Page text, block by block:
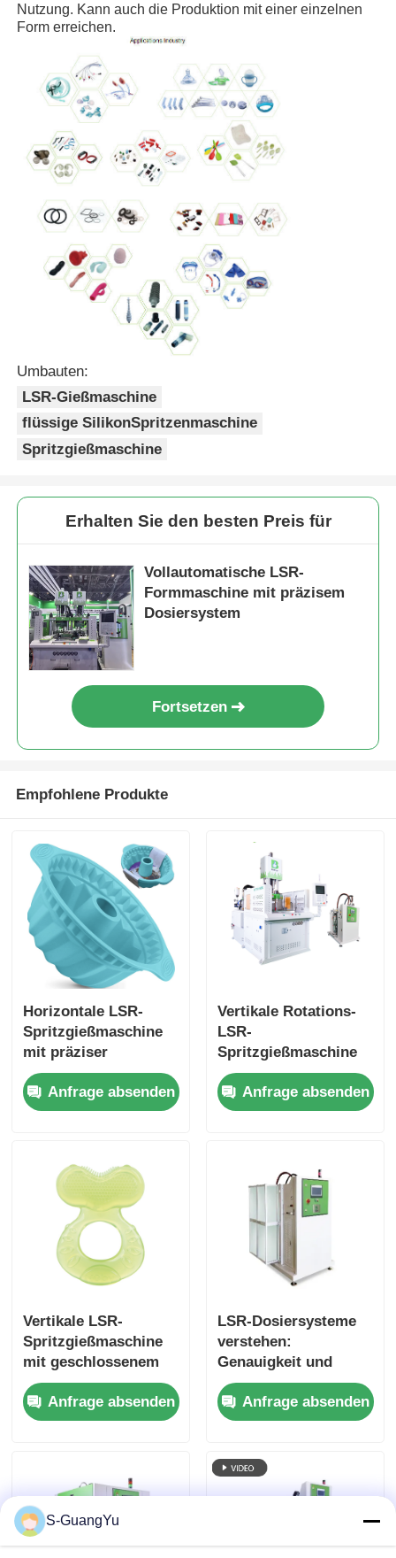
Nutzung. Kann auch die Produktion mit einer einzelnen
Form erreichen.
Umbauten:
LSR-Gießmaschine
flüssige SilikonSpritzenmaschine
Spritzgießmaschine
Erhalten Sie den besten Preis für
Vollautomatische LSR-
Formmaschine mit präzisem
Dosiersystem
Fortsetzen
Empfohlene Produkte
Horizontale LSR-
Spritzgießmaschine
mit präziser
Dosierung und
Mischung,
automatisiertem
Steuerungssystem
Anfrage absenden
Vertikale Rotations-
LSR-
Spritzgießmaschine
mit 30%
Effizienzsteigerung,
85 Tonnen
Anfrage absenden
Vertikale LSR-
Spritzgießmaschine
mit geschlossenem
Servo-
Hydrauliksystem für
die Produktion von
Anfrage absenden
LSR-Dosiersysteme
verstehen:
Genauigkeit und
Stabilität verbessern
Anfrage absenden
S-GuangYu